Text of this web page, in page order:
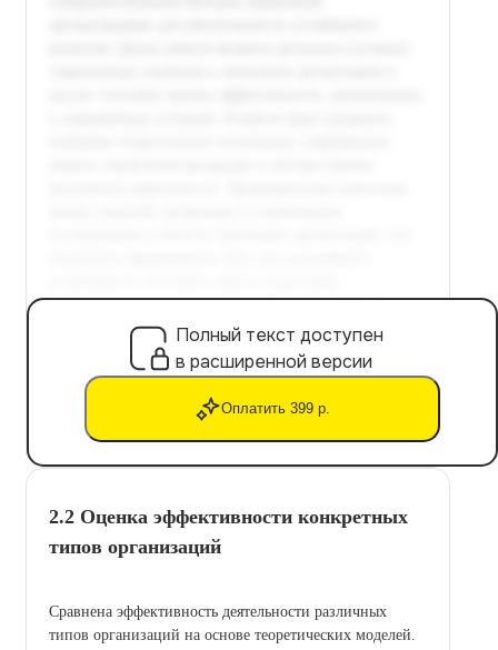
Полный текст доступен
в расширенной версии
Оплатить 399 р.
2.2 Оценка эффективности конкретных
типов организаций
Сравнена эффективность деятельности различных
типов организаций на основе теоретических моделей.